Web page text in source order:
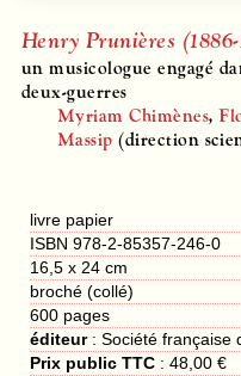
Henry Prunières
un musicologue engagé
deux-guerres
Myriam Chimènes,
Massip (direction
livre papier
ISBN 978-2-85357-246-0
16,5 x 24 cm
broché (collé)
600 pages
éditeur:Société française
Prix public TTC :48,00 €